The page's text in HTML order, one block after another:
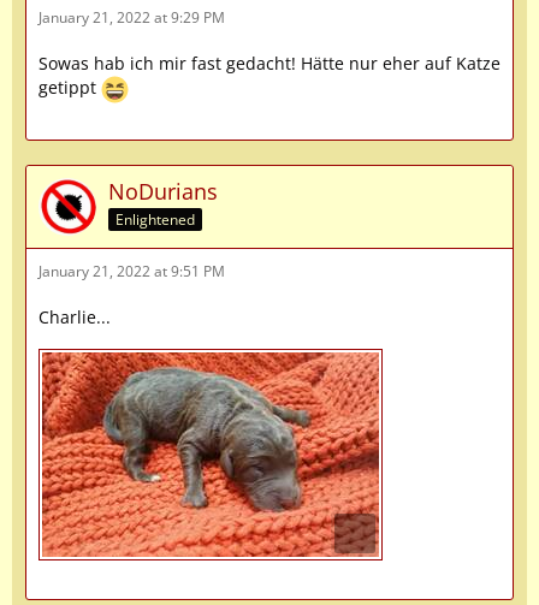
January 21, 2022 at 9:29 PM
Sowas hab ich mir fast gedacht! Hätte nur eher auf Katze
getippt
NoDurians
Enlightened
January 21, 2022 at 9:51 PM
Charlie...